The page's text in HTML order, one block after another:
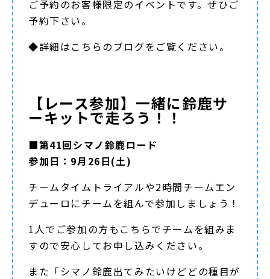
ご予約のお客様限定のイベントです。ぜひご
予約下さい。
◆詳細はこちらのブログをご覧ください。
【レース参加】一緒に鈴鹿サ
ーキットで走ろう！！
■第41回シマノ鈴鹿ロード
参加日：9月26日(土)
チームタイムトライアルや2時間チームエン
デューロにチームを組んで参加しましょう！
1人でご参加の方もこちらでチームを組みま
すので安心してお申し込みください。
また「シマノ鈴鹿出てみたいけどどの種目が